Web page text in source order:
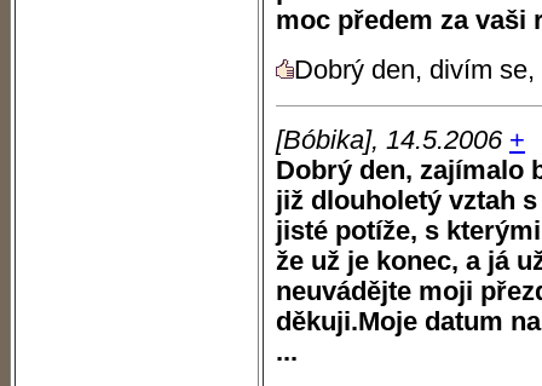
moc předem za vaši
Dobrý den, divím
[Bóbika], 14.5.2006 +
Dobrý den, zajímalo
již dlouholetý vztah
jisté potíže, s
že už je konec, a já
neuvádějte moji
děkuji.Moje datum
...